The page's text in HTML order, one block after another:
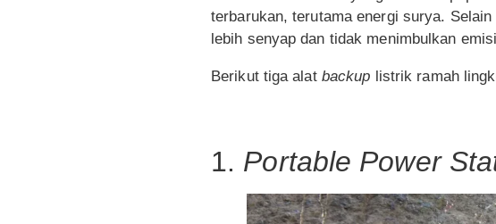
terbarukan, terutama energi surya.
lebih senyap dan tidak menimbulkan
Berikut tiga alat backup listrik ramah
1. Portable Power